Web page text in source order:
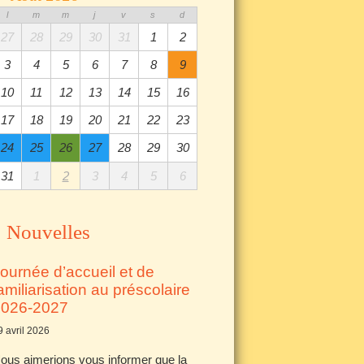
l m m j v s d
27 28 29 30 31 1
2
3
4 5 6 7 8
9
10
11 12 13 14 15
16
17
18 19 20 21 22
23
24
25 26 27 28 29 30
31 1 2 3 4 5 6
Nouvelles
d’accueil et de
au préscolaire
2027
avril 2026
aimerions vous informer que la